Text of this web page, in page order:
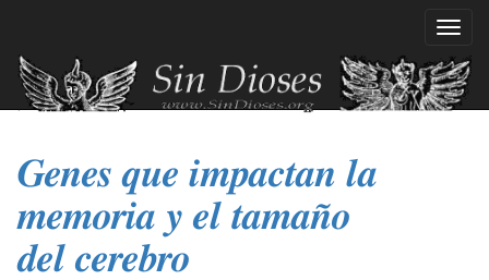
contenido
principal
Genes que impactan la
memoria y el tamaño
del cerebro